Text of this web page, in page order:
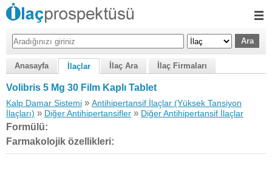
Anasayfa İlaçlar İlaç Ara İlaç Firmaları
Volibris 5 Mg 30 Film Kaplı Tablet
Kalp Damar Sistemi » Antihipertansif İlaçlar (Yüksek Tansiyon
İlaçları) » Diğer Antihipertansifler » Diğer Antihipertansif İlaçlar
Formülü:
Farmakolojik özellikleri: